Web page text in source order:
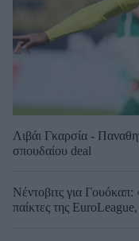
Λιβάι Γκαρσία -
σπουδαίου deal
Νέντοβιτς για Γουόκαπ:
παίκτες της